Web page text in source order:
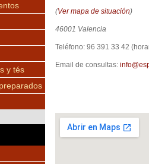
y tés
(Ver mapa de situación)
46001 Valencia
Teléfono: 96 391 33 42
Email de consultas: